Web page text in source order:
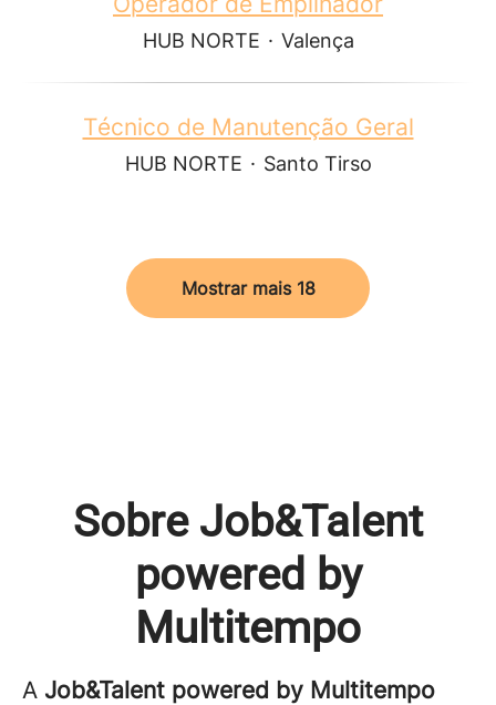
HUB NORTE · Valença
Técnico de Manutenção Geral
HUB NORTE · Santo Tirso
Mostrar mais 18
Sobre Job&Talent
powered by
Multitempo
A Job&Talent powered by Multitempo